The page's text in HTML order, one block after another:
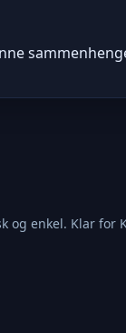
og enkel. Klar for